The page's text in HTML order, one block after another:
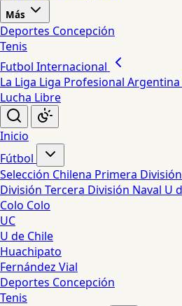
Más
Deportes Concepción
Tenis
Futbol Internacional
La Liga Liga Profesional Argentina
Lucha Libre
Inicio
Fútbol
Selección Chilena Primera División
División Tercera División Naval U
Colo Colo
UC
U de Chile
Huachipato
Fernández Vial
Deportes Concepción
Tenis